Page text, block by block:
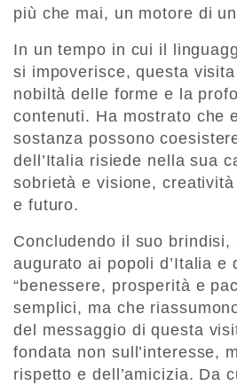
più che mai, un motore di
In un tempo in cui il
si impoverisce, questa
nobiltà delle forme e la
contenuti. Ha mostrato che
sostanza possono
dell’Italia risiede nella sua
sobrietà e visione,
e futuro.
Concludendo il suo
augurato ai popoli d’Italia e
“benessere, prosperità e
semplici, ma che
del messaggio di questa
fondata non sull’interesse,
rispetto e dell’amicizia. Da